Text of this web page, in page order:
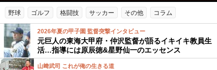
野球 ゴルフ 格闘技 サッカー その他 コラム
2026年夏の甲子園 監督突撃インタビュー
元巨人の東海大甲府・仲沢監督が語るイキイキ教員生
活…指導には原辰徳&星野仙一のエッセンス
山﨑武司 これが俺の生きる道